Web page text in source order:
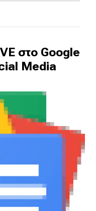
στο Google
Media